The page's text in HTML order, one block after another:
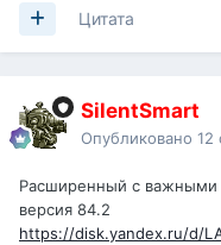
Цитата
SilentSmart
Опубликовано 12
Расширенный с важными
версия 84.2
https://disk.yandex.ru/d/